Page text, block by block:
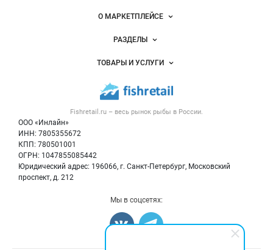
Важные разделы и контакты
Fishretail.ru – весь рынок рыбы в России.
ООО «Инлайн»
ИНН: 7805355672
КПП: 780501001
ОГРН: 1047855085442
Юридический адрес: 196066, г. Санкт-Петербург, Московский
проспект, д. 212
Навигация по сайтуО МАРКЕТПЛЕЙСЕ
Новости Fishretail.ru
Размещение рекламы
Публичная оферта
Контактная информация
Политика обработки персональных данных
РАЗДЕЛЫ
Объявления
Новости рынка
Блог
ТОВАРЫ И УСЛУГИ
Рыба
Икра
Мы в соцсетях: